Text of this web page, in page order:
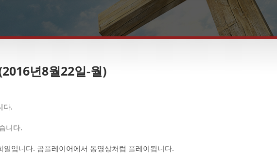
년8월22일-월)
다.
니다.
입니다. 곰플레이어에서 동영상처럼 플레이됩니다.